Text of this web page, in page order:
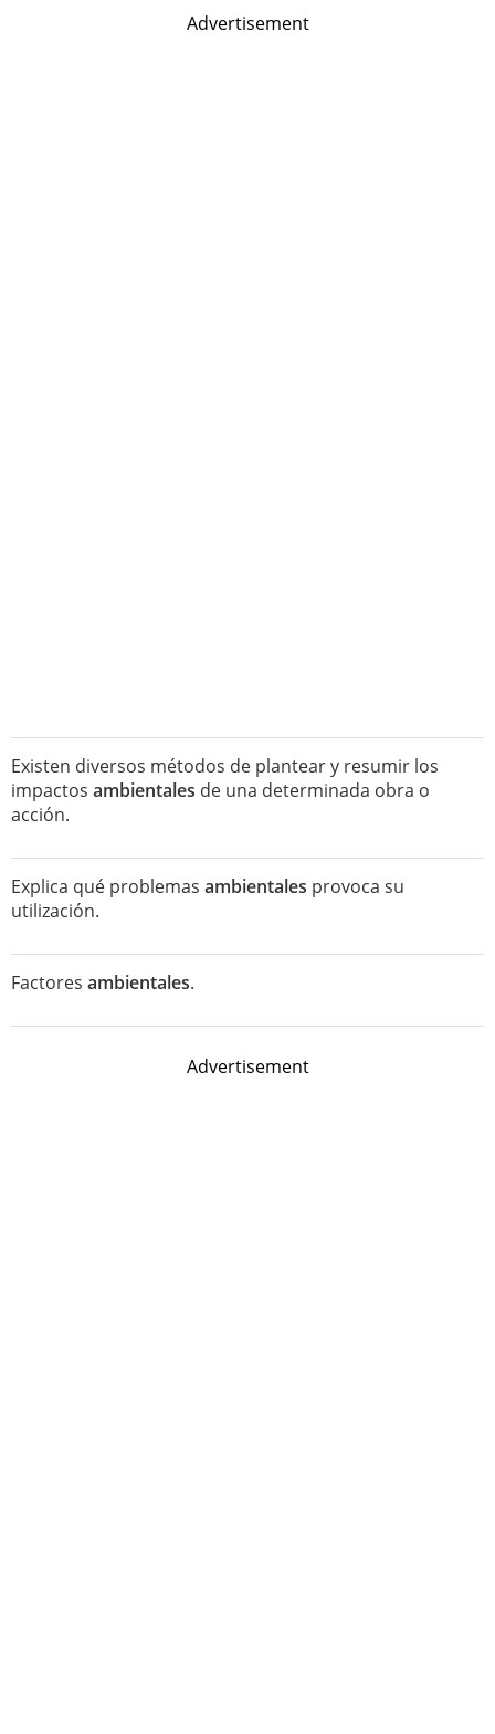
Advertisement
Existen diversos métodos de plantear y resumir los
impactos ambientales de una determinada obra o
acción.
Explica qué problemas ambientales provoca su
utilización.
Factores ambientales.
Advertisement